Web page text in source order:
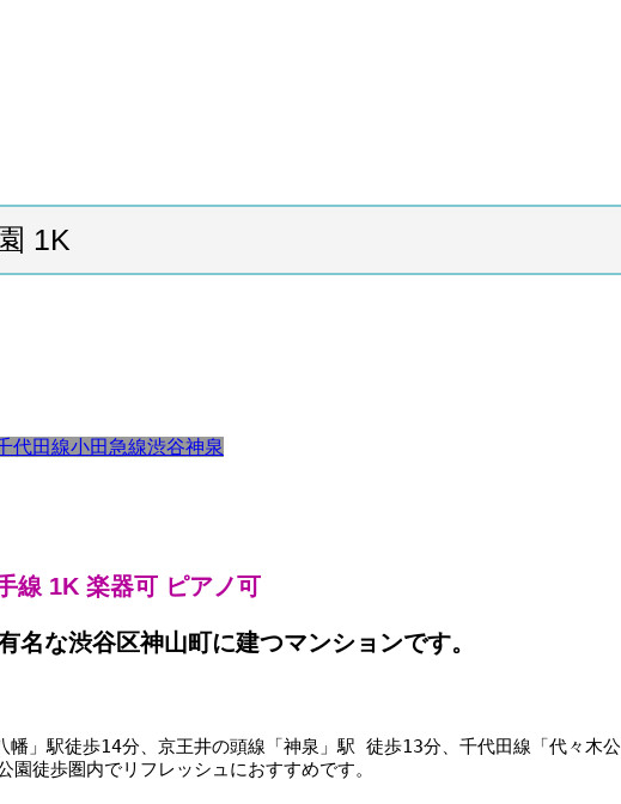
1K
代田線小田急線渋谷神泉
線 1K 楽器可 ピアノ可
な渋谷区神山町に建つマンションです。
幡」駅徒歩14分、京王井の頭線「神泉」駅 徒歩13分、千代田線「代々
徒歩圏内でリフレッシュにおすすめです。